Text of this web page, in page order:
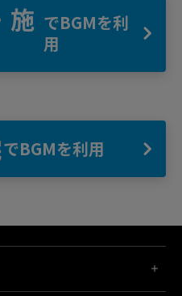
施 でBGMを利
用
でBGMを利用